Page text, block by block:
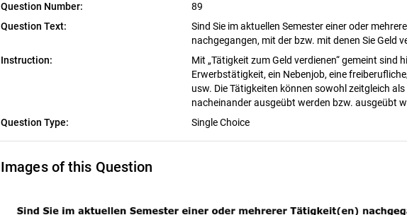
Question Number:
89
Question Text:
Sind Sie im aktuellen Semester einer oder
nachgegangen, mit der bzw. mit denen Sie Geld
Instruction:
Mit „Tätigkeit zum Geld verdienen“ gemeint sind
Erwerbstätigkeit, ein Nebenjob, eine
usw. Die Tätigkeiten können sowohl zeitgleich
nacheinander ausgeübt werden bzw. ausgeübt
Question Type:
Single Choice
Images of this Question